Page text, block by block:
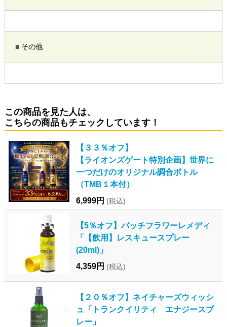
■ その他
この商品を見た人は、
こちらの商品もチェックしています！
【３３％オフ】
【ライオンズゲート特別企画】世界に
一つだけのオリジナル調合ボトル
（TMB１本付）
6,999円 (税込)
【5％オフ】バッチフラワーレメディ
「【飲用】レスキュースプレー
(20ml)」
4,359円 (税込)
【２０％オフ】ネイチャーズウィッシ
ュ「トランクイリティ エナジースプ
レー」